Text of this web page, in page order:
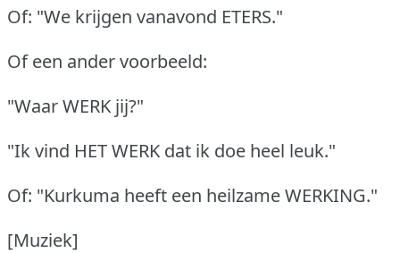
Of: "We krijgen vanavond ETERS."
Of een ander voorbeeld:
"Waar WERK jij?"
"Ik vind HET WERK dat ik doe heel leuk."
Of: "Kurkuma heeft een heilzame WERKING."
[Muziek]